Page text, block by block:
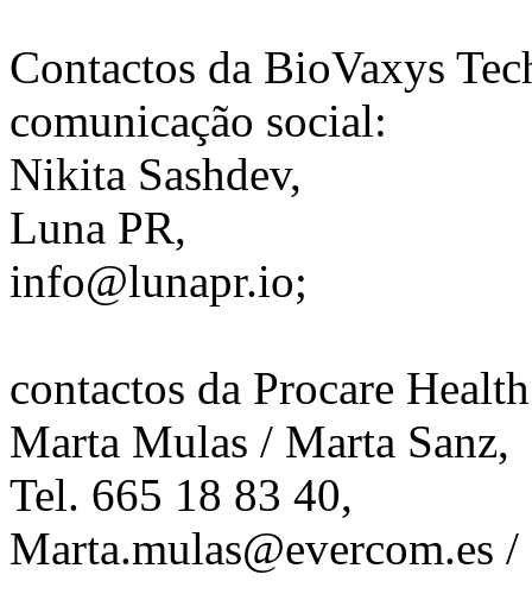
Contactos da BioVaxys
comunicação social:
Nikita Sashdev,
Luna PR,
info@lunapr.io;
contactos da Procare
Marta Mulas / Marta Sanz,
Tel. 665 18 83 40,
Marta.mulas@evercom.es /